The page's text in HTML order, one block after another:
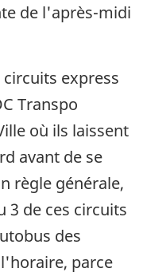
de l'après-midi
circuits express
Transpo
où ils laissent
avant de se
règle générale,
3 de ces circuits
des
parce